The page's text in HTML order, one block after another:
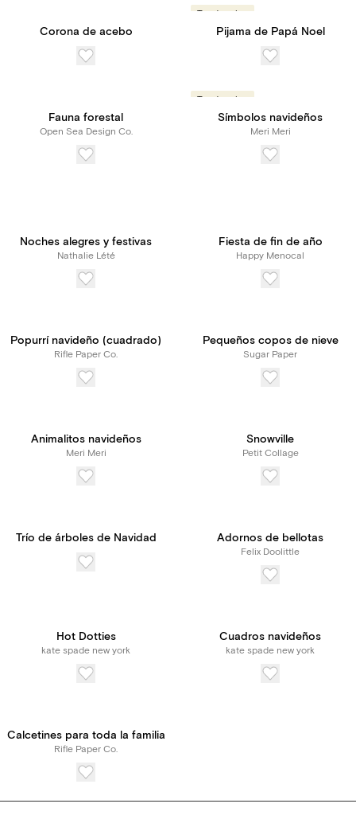
Corona de acebo
Tendencias
Pijama de Papá Noel
Fauna forestal
Open Sea Design Co.
Tendencias
Símbolos navideños
Meri Meri
Noches alegres y festivas
Nathalie Lété
Fiesta de fin de año
Happy Menocal
Popurrí navideño (cuadrado)
Rifle Paper Co.
Pequeños copos de nieve
Sugar Paper
Animalitos navideños
Meri Meri
Snowville
Petit Collage
Trío de árboles de Navidad Adornos de bellotas
Felix Doolittle
Hot Dotties
kate spade new york
Cuadros navideños
kate spade new york
Calcetines para toda la familia
Rifle Paper Co.